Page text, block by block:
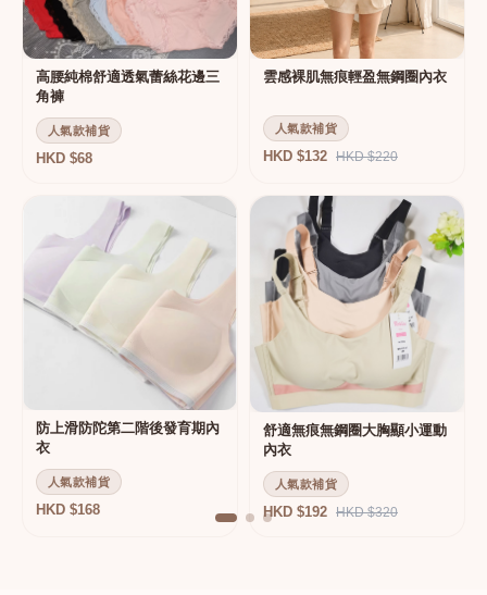
高腰純棉舒適透氣蕾絲花邊三
角褲
人氣款補貨
HKD $68
雲感裸肌無痕輕盈無鋼圈內衣
人氣款補貨
HKD $132 HKD $220
防上滑防陀第二階後發育期內
衣
人氣款補貨
HKD $168
舒適無痕無鋼圈大胸顯小運動
內衣
人氣款補貨
HKD $192 HKD $320